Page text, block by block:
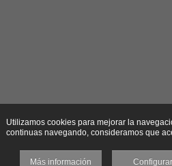
Utilizamos cookies para mejorar la
continuas navegando, consideramos que
Más información Configurar